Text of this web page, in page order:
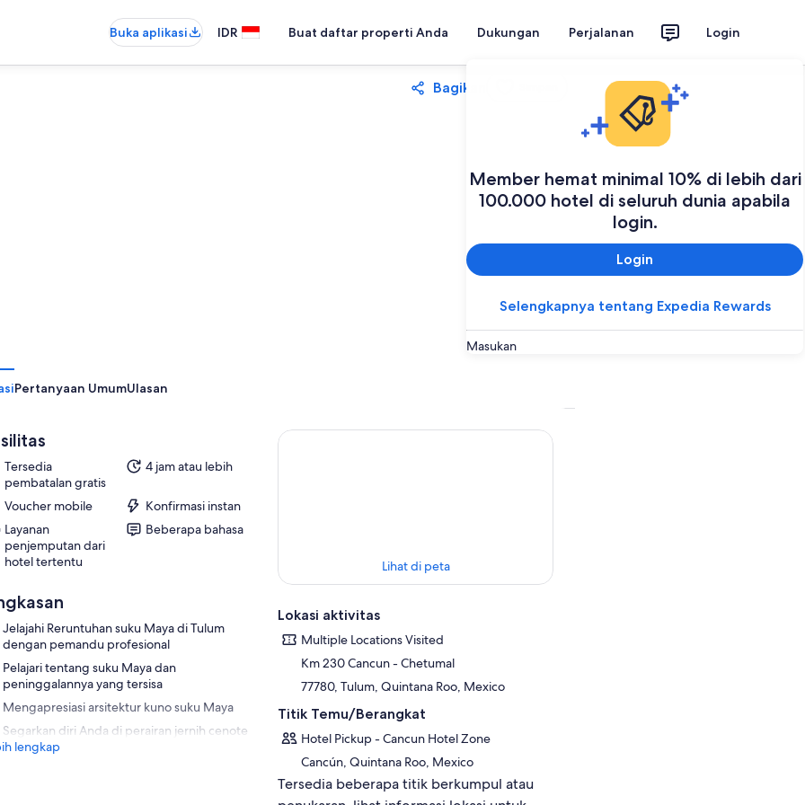
Buka aplikasi IDR Buat daftar properti Anda Dukungan Perjalanan Login
Member hemat minimal 10% di lebih dari
100.000 hotel di seluruh dunia apabila
login.
Login
Selengkapnya tentang Expedia Rewards
Masukan
Bagikan
Pertanyaan UmumUlasan
Tersedia
pembatalan gratis
4 jam atau lebih
Voucher mobile
Konfirmasi instan
Layanan
penjemputan dari
hotel tertentu
Beberapa bahasa
Jelajahi Reruntuhan suku Maya di Tulum
dengan pemandu profesional
Pelajari tentang suku Maya dan
peninggalannya yang tersisa
Mengapresiasi arsitektur kuno suku Maya
Segarkan diri Anda di perairan jernih cenote
lengkap
Lihat di peta
Lokasi aktivitas
Multiple Locations Visited
Km 230 Cancun - Chetumal
77780, Tulum, Quintana Roo, Mexico
Titik Temu/Berangkat
Hotel Pickup - Cancun Hotel Zone
Cancún, Quintana Roo, Mexico
Tersedia beberapa titik berkumpul atau